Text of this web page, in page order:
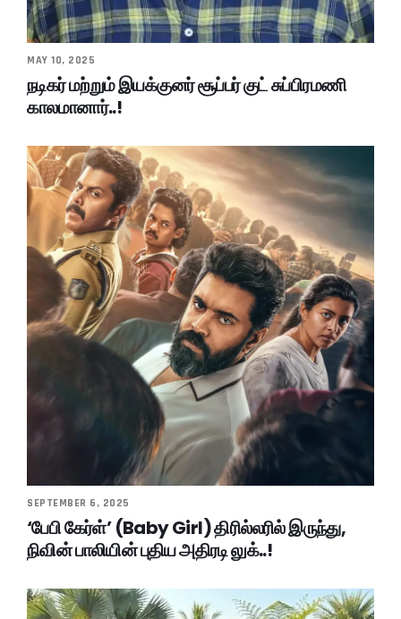
MAY 10, 2025
நடிகர் மற்றும் இயக்குனர் சூப்பர் குட் சுப்பிரமணி
காலமானார்..!
SEPTEMBER 6, 2025
‘பேபி கேர்ள்’ (Baby Girl) திரில்லரில் இருந்து,
நிவின் பாலியின் புதிய அதிரடி லுக்..!